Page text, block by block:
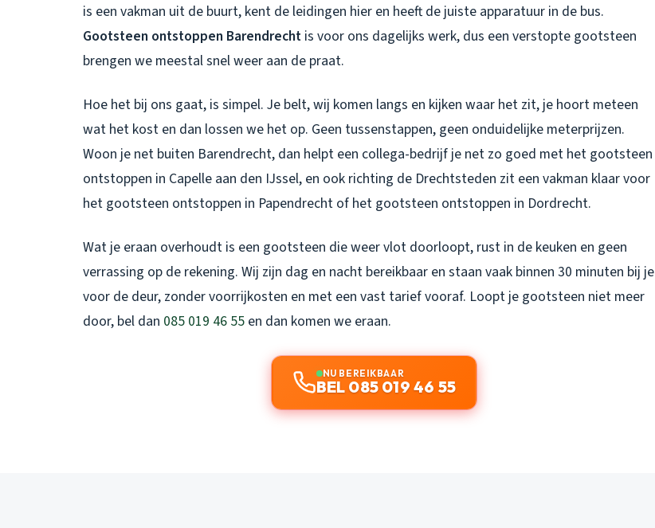
is een vakman uit de buurt, kent de leidingen hier en heeft de juiste apparatuur in de bus.
Gootsteen ontstoppen Barendrecht is voor ons dagelijks werk, dus een verstopte gootsteen
brengen we meestal snel weer aan de praat.
Hoe het bij ons gaat, is simpel. Je belt, wij komen langs en kijken waar het zit, je hoort meteen
wat het kost en dan lossen we het op. Geen tussenstappen, geen onduidelijke meterprijzen.
Woon je net buiten Barendrecht, dan helpt een collega-bedrijf je net zo goed met het gootsteen
ontstoppen in Capelle aan den IJssel, en ook richting de Drechtsteden zit een vakman klaar voor
het gootsteen ontstoppen in Papendrecht of het gootsteen ontstoppen in Dordrecht.
Wat je eraan overhoudt is een gootsteen die weer vlot doorloopt, rust in de keuken en geen
verrassing op de rekening. Wij zijn dag en nacht bereikbaar en staan vaak binnen 30 minuten bij je
voor de deur, zonder voorrijkosten en met een vast tarief vooraf. Loopt je gootsteen niet meer
door, bel dan 085 019 46 55 en dan komen we eraan.
NU BEREIKBAAR
BEL 085 019 46 55